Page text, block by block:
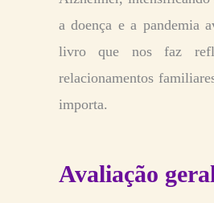
a doença e a pandemia
livro que nos faz
relacionamentos
importa.
Avaliação